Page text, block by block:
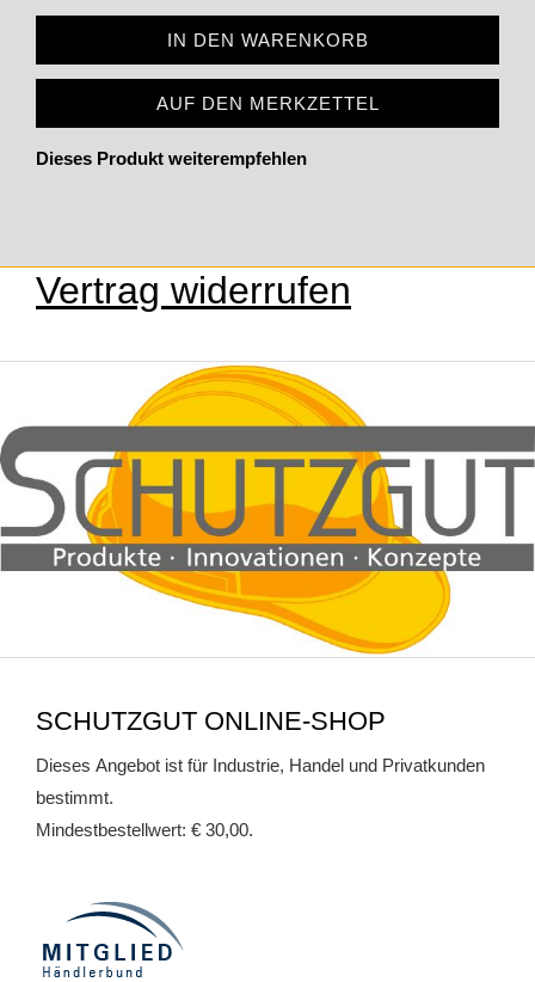
IN DEN WARENKORB
AUF DEN MERKZETTEL
Dieses Produkt weiterempfehlen
Vertrag widerrufen
SCHUTZGUT ONLINE-SHOP
Dieses Angebot ist für Industrie, Handel und Privatkunden
bestimmt.
Mindestbestellwert: € 30,00.